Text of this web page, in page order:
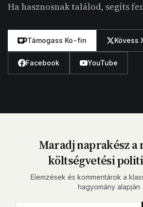
Ha hasznosnak találod, segíts
Támogass Ko-fin Kövess
Facebook YouTube
Maradj naprakész a
költségvetési
Elemzések és kommentárok a
hagyomány alapján